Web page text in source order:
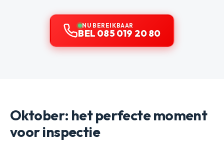
NU BEREIKBAAR
BEL 085 019 20 80
Oktober: het perfecte moment
voor inspectie